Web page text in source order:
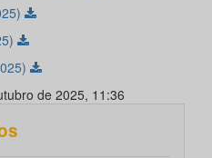
de 2025, 11:36